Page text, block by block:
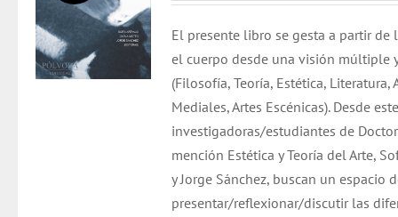
era:
$ 6.000.
es:
$ 4.000.
El presente libro se gesta a partir de
el cuerpo desde una visión múltiple
(Filosofía, Teoría, Estética, Literatura,
Mediales, Artes Escénicas). Desde
investigadoras/estudiantes de
mención Estética y Teoría del Arte,
y Jorge Sánchez, buscan un espacio
presentar/reflexionar/discutir las